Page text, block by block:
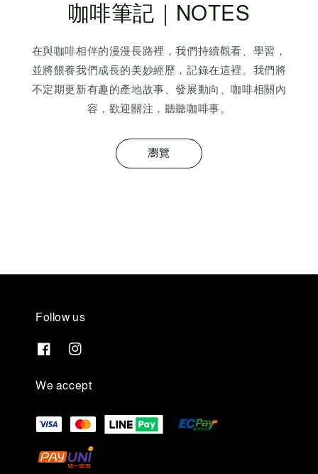
咖啡筆記｜NOTES
在與咖啡相伴的漫漫長路裡，我們持續觀看、學習，
並將餵養我們成長的美妙經歷，記錄在這裡。我們將
不定期更新有趣的產地故事、發展動向、咖啡相關內
容，歡迎關注，聽聽咖啡事。
瀏覽
Follow us
We accept